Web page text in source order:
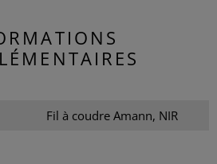
Fil à coudre Amann, NIR